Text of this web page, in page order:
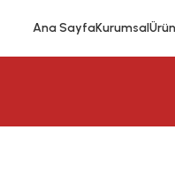
Ana SayfaKurumsal